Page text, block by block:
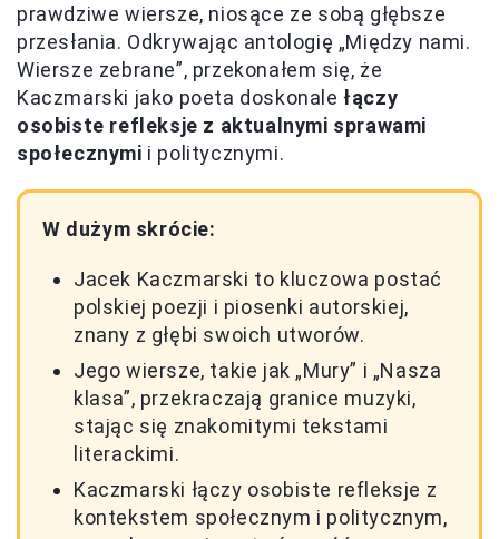
prawdziwe wiersze, niosące ze sobą głębsze
przesłania. Odkrywając antologię „Między nami.
Wiersze zebrane”, przekonałem się, że
Kaczmarski jako poeta doskonalełączy
osobiste refleksje z aktualnymi sprawami
społecznymi i politycznymi.
W dużym skrócie:
Jacek Kaczmarski to kluczowa postać
polskiej poezji i piosenki autorskiej,
znany z głębi swoich utworów.
Jego wiersze, takie jak „Mury” i „Nasza
klasa”, przekraczają granice muzyki,
stając się znakomitymi tekstami
literackimi.
Kaczmarski łączy osobiste refleksje z
kontekstem społecznym i politycznym,